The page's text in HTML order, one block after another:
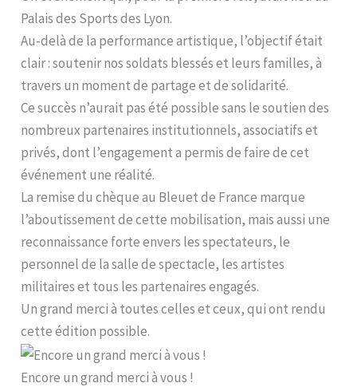
Palais des Sports des Lyon.
Au-delà de la performance artistique, l’objectif était
clair : soutenir nos soldats blessés et leurs familles, à
travers un moment de partage et de solidarité.
Ce succès n’aurait pas été possible sans le soutien des
nombreux partenaires institutionnels, associatifs et
privés, dont l’engagement a permis de faire de cet
événement une réalité.
La remise du chèque au Bleuet de France marque
l’aboutissement de cette mobilisation, mais aussi une
reconnaissance forte envers les spectateurs, le
personnel de la salle de spectacle, les artistes
militaires et tous les partenaires engagés.
Un grand merci à toutes celles et ceux, qui ont rendu
cette édition possible.
Encore un grand merci à vous !